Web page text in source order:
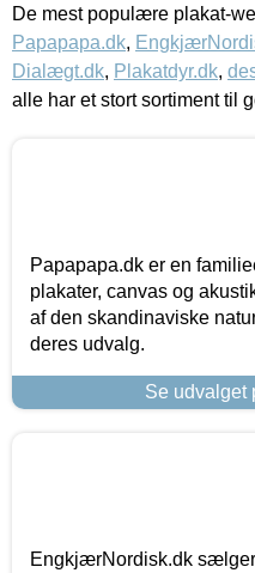
De mest populære plakat-
Papapapa.dk,
Dialægt.dk, Plakatdyr.dk,
alle har et stort sortiment til
Papapapa.dk er en
plakater, canvas og
af den skandinaviske
deres udvalg.
Se udvalget
EngkjærNordisk.dk sælger